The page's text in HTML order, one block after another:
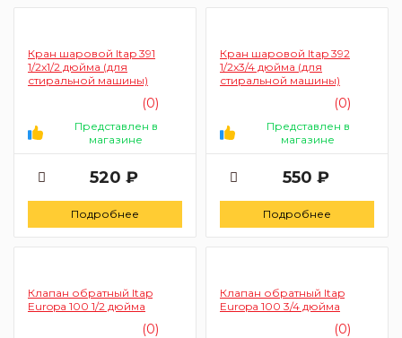
Кран шаровой Itap 391
1/2x1/2 дюйма (для
стиральной машины)
(0)
Представлен в
магазине
520 ₽
Подробнее
Кран шаровой Itap 392
1/2x3/4 дюйма (для
стиральной машины)
(0)
Представлен в
магазине
550 ₽
Подробнее
Клапан обратный Itap
Europa 100 1/2 дюйма
(0)
Клапан обратный Itap
Europa 100 3/4 дюйма
(0)